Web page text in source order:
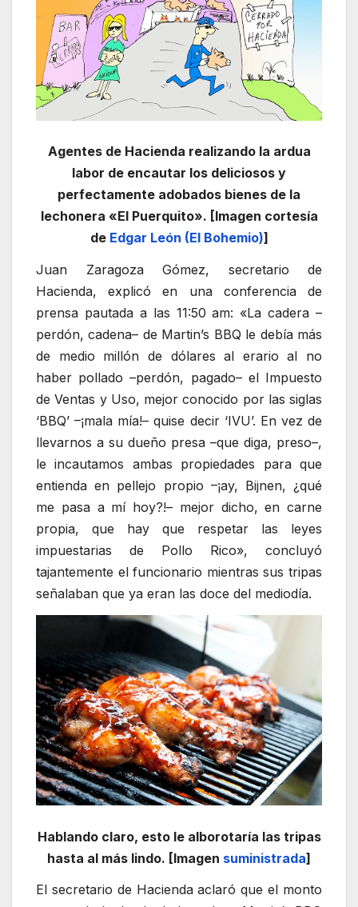
Agentes de Hacienda realizando la ardua
labor de encautar los deliciosos y
perfectamente adobados bienes de la
lechonera «El Puerquito». [Imagen cortesía
de Edgar León (El Bohemio)]
Juan Zaragoza Gómez, secretario de
Hacienda, explicó en una conferencia de
prensa pautada a las 11:50 am: «La cadera –
perdón, cadena– de Martin’s BBQ le debía más
de medio millón de dólares al erario al no
haber pollado –perdón, pagado– el Impuesto
de Ventas y Uso, mejor conocido por las siglas
‘BBQ’ –¡mala mía!– quise decir ‘IVU’. En vez de
llevarnos a su dueño presa –que diga, preso–,
le incautamos ambas propiedades para que
entienda en pellejo propio –¡ay, Bijnen, ¿qué
me pasa a mí hoy?!– mejor dicho, en carne
propia, que hay que respetar las leyes
impuestarias de Pollo Rico», concluyó
tajantemente el funcionario mientras sus tripas
señalaban que ya eran las doce del mediodía.
Hablando claro, esto le alborotaría las tripas
hasta al más lindo. [Imagen suministrada]
El secretario de Hacienda aclaró que el monto